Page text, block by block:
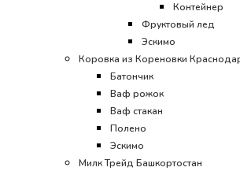
Контейнер
Фруктовый лед
Эскимо
Коровка из Кореновки
Батончик
Ваф рожок
Ваф стакан
Полено
Эскимо
Милк Трейд Башкортостан